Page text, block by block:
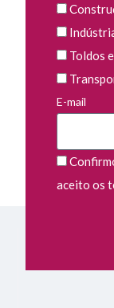
Toldos
E-mail
aceito os